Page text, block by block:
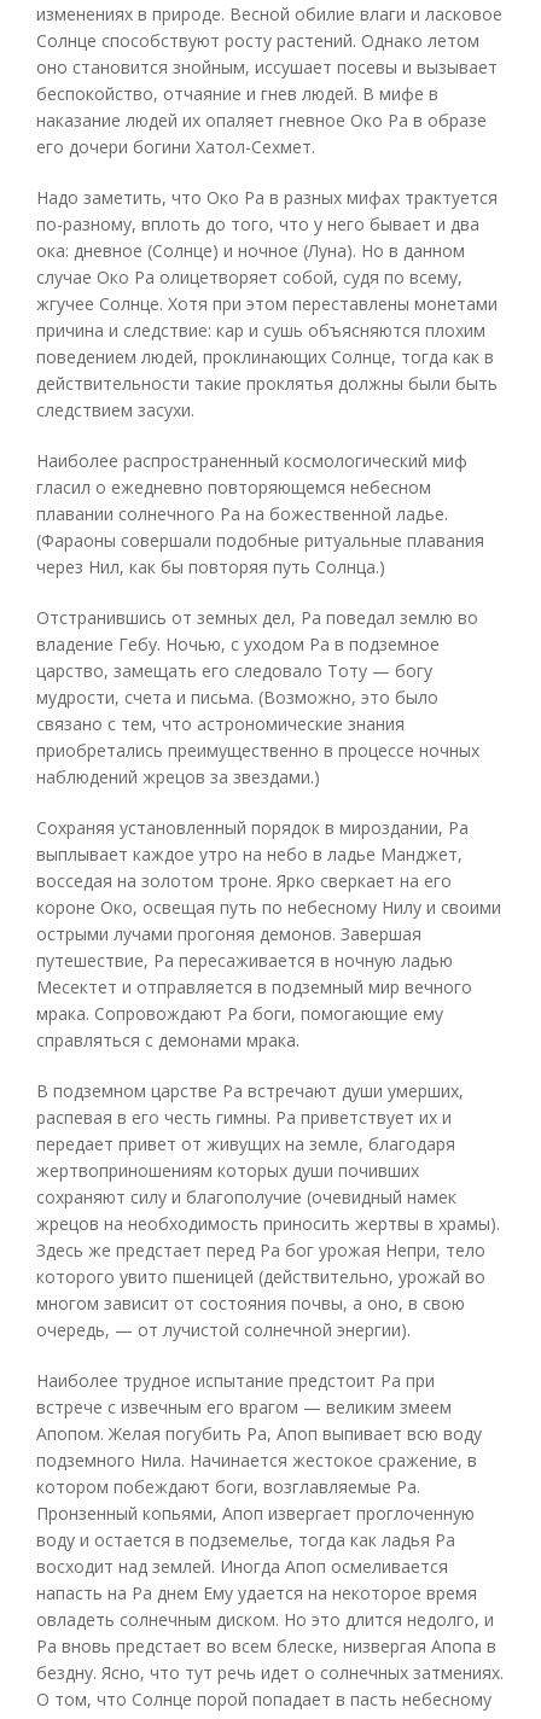
изменениях в природе. Весной обилие влаги и ласковое
Солнце способствуют росту растений. Однако летом
оно становится знойным, иссушает посевы и вызывает
беспокойство, отчаяние и гнев людей. В мифе в
наказание людей их опаляет гневное Око Ра в образе
его дочери богини Хатол-Сехмет.
Надо заметить, что Око Ра в разных мифах трактуется
по-разному, вплоть до того, что у него бывает и два
ока: дневное (Солнце) и ночное (Луна). Но в данном
случае Око Ра олицетворяет собой, судя по всему,
жгучее Солнце. Хотя при этом переставлены монетами
причина и следствие: кар и сушь объясняются плохим
поведением людей, проклинающих Солнце, тогда как в
действительности такие проклятья должны были быть
следствием засухи.
Наиболее распространенный космологический миф
гласил о ежедневно повторяющемся небесном
плавании солнечного Ра на божественной ладье.
(Фараоны совершали подобные ритуальные плавания
через Нил, как бы повторяя путь Солнца.)
Отстранившись от земных дел, Ра поведал землю во
владение Гебу. Ночью, с уходом Ра в подземное
царство, замещать его следовало Тоту — богу
мудрости, счета и письма. (Возможно, это было
связано с тем, что астрономические знания
приобретались преимущественно в процессе ночных
наблюдений жрецов за звездами.)
Сохраняя установленный порядок в мироздании, Ра
выплывает каждое утро на небо в ладье Манджет,
восседая на золотом троне. Ярко сверкает на его
короне Око, освещая путь по небесному Нилу и своими
острыми лучами прогоняя демонов. Завершая
путешествие, Ра пересаживается в ночную ладью
Месектет и отправляется в подземный мир вечного
мрака. Сопровождают Ра боги, помогающие ему
справляться с демонами мрака.
В подземном царстве Ра встречают души умерших,
распевая в его честь гимны. Ра приветствует их и
передает привет от живущих на земле, благодаря
жертвоприношениям которых души почивших
сохраняют силу и благополучие (очевидный намек
жрецов на необходимость приносить жертвы в храмы).
Здесь же предстает перед Ра бог урожая Непри, тело
которого увито пшеницей (действительно, урожай во
многом зависит от состояния почвы, а оно, в свою
очередь, — от лучистой солнечной энергии).
Наиболее трудное испытание предстоит Ра при
встрече с извечным его врагом — великим змеем
Апопом. Желая погубить Ра, Апоп выпивает всю воду
подземного Нила. Начинается жестокое сражение, в
котором побеждают боги, возглавляемые Ра.
Пронзенный копьями, Апоп извергает проглоченную
воду и остается в подземелье, тогда как ладья Ра
восходит над землей. Иногда Апоп осмеливается
напасть на Ра днем Ему удается на некоторое время
овладеть солнечным диском. Но это длится недолго, и
Ра вновь предстает во всем блеске, низвергая Апопа в
бездну. Ясно, что тут речь идет о солнечных затмениях.
О том, что Солнце порой попадает в пасть небесному